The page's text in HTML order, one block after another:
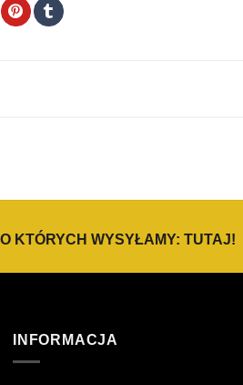
KTÓRYCH WYSYŁAMY: TUTAJ!
INFORMACJA